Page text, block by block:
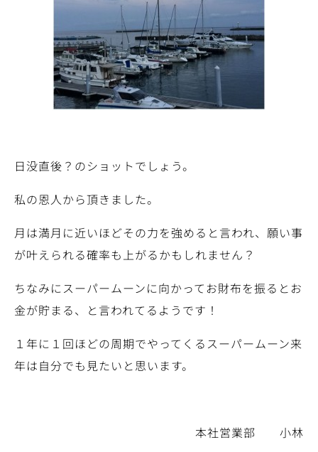
日没直後？のショットでしょう。
私の恩人から頂きました。
月は満月に近いほどその力を強めると言われ、願い事
が叶えられる確率も上がるかもしれません？
ちなみにスーパームーンに向かってお財布を振るとお
金が貯まる、と言われてるようです！
１年に１回ほどの周期でやってくるスーパームーン来
年は自分でも見たいと思います。
本社営業部 小林